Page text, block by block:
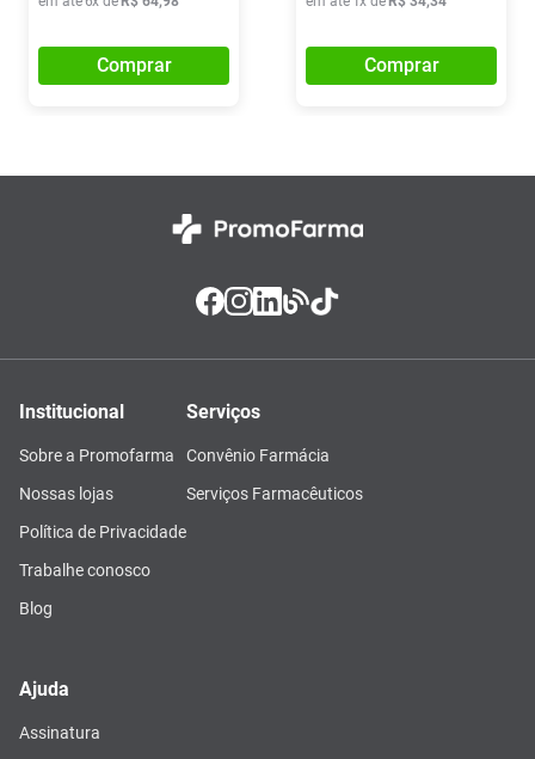
Comprar Comprar
Institucional
Sobre a Promofarma
Nossas lojas
Política de Privacidade
Trabalhe conosco
Blog
Serviços
Convênio Farmácia
Serviços Farmacêuticos
Ajuda
Assinatura